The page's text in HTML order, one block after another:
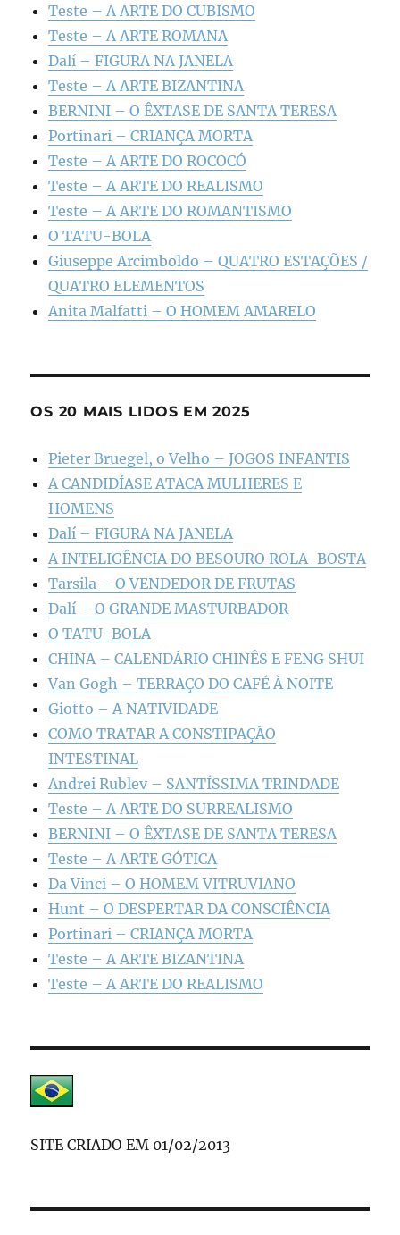
Teste – A ARTE DO CUBISMO
Teste – A ARTE ROMANA
Dalí – FIGURA NA JANELA
Teste – A ARTE BIZANTINA
BERNINI – O ÊXTASE DE SANTA TERESA
Portinari – CRIANÇA MORTA
Teste – A ARTE DO ROCOCÓ
Teste – A ARTE DO REALISMO
Teste – A ARTE DO ROMANTISMO
O TATU-BOLA
Giuseppe Arcimboldo – QUATRO ESTAÇÕES /
QUATRO ELEMENTOS
Anita Malfatti – O HOMEM AMARELO
OS 20 MAIS LIDOS EM 2025
Pieter Bruegel, o Velho – JOGOS INFANTIS
A CANDIDÍASE ATACA MULHERES E
HOMENS
Dalí – FIGURA NA JANELA
A INTELIGÊNCIA DO BESOURO ROLA-BOSTA
Tarsila – O VENDEDOR DE FRUTAS
Dalí – O GRANDE MASTURBADOR
O TATU-BOLA
CHINA – CALENDÁRIO CHINÊS E FENG SHUI
Van Gogh – TERRAÇO DO CAFÉ À NOITE
Giotto – A NATIVIDADE
COMO TRATAR A CONSTIPAÇÃO
INTESTINAL
Andrei Rublev – SANTÍSSIMA TRINDADE
Teste – A ARTE DO SURREALISMO
BERNINI – O ÊXTASE DE SANTA TERESA
Teste – A ARTE GÓTICA
Da Vinci – O HOMEM VITRUVIANO
Hunt – O DESPERTAR DA CONSCIÊNCIA
Portinari – CRIANÇA MORTA
Teste – A ARTE BIZANTINA
Teste – A ARTE DO REALISMO
SITE CRIADO EM 01/02/2013